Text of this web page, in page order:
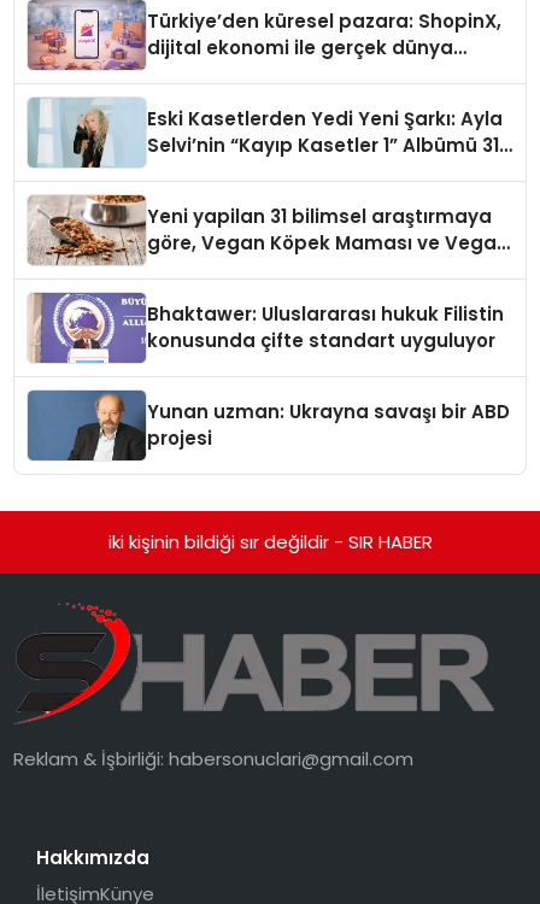
Türkiye’den küresel pazara: ShopinX,
dijital ekonomi ile gerçek dünya
Eski Kasetlerden Yedi Yeni Şarkı: Ayla
Selvi’nin “Kayıp Kasetler 1” Albümü 31
Yeni yapilan 31 bilimsel araştırmaya
göre, Vegan Köpek Maması ve Vegan
Bhaktawer: Uluslararası hukuk Filistin
konusunda çifte standart uyguluyor
Yunan uzman: Ukrayna savaşı bir ABD
projesi
iki kişinin bildiği sır değildir - SIR HABER
Reklam & İşbirliği:habersonuclari@gmail.com
Hakkımızda
İletişimKünye